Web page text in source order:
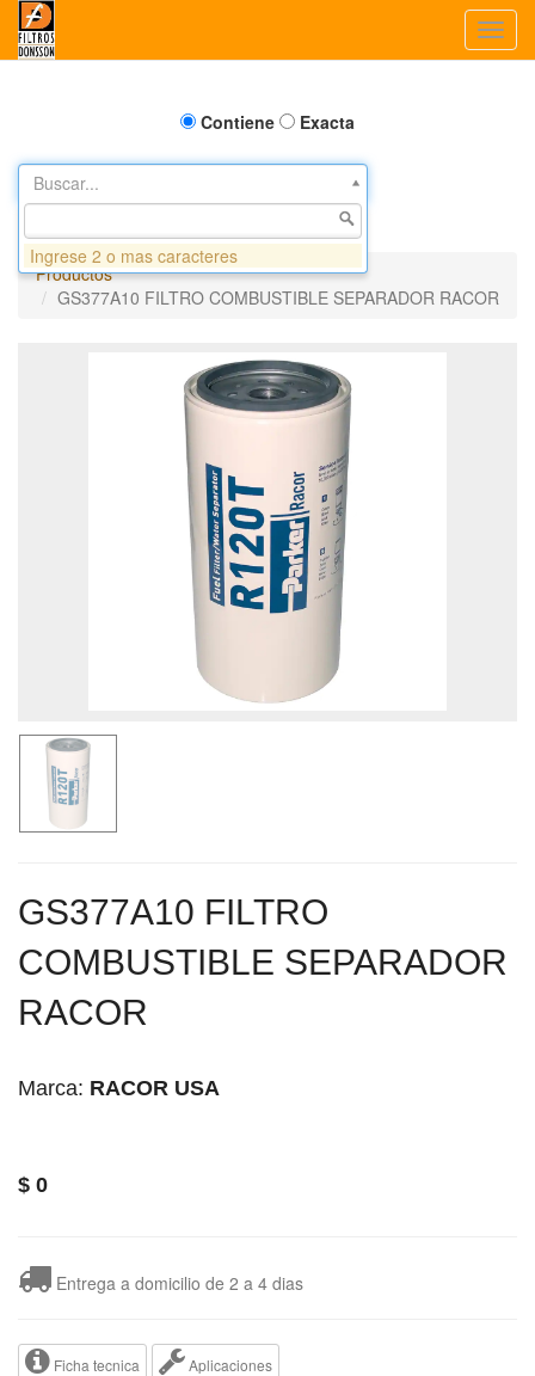
Contiene Exacta
Buscar...
Productos
GS377A10 FILTRO COMBUSTIBLE SEPARADOR RACOR
GS377A10 FILTRO
COMBUSTIBLE SEPARADOR
RACOR
Marca: RACOR USA
$ 0
Entrega a domicilio de 2 a 4 dias
Ficha tecnica Aplicaciones
Ingrese 2 o mas caracteres